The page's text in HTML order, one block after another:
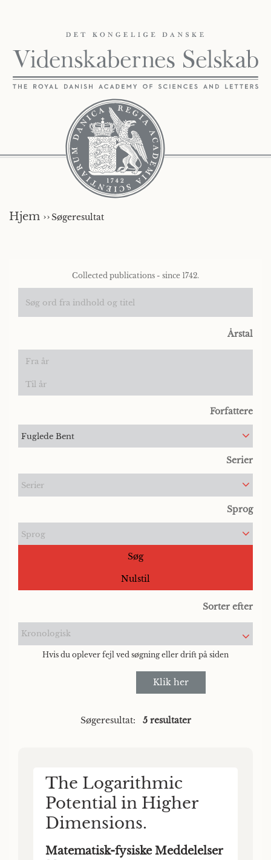
Hjem ››Søgeresultat
Collected publications - since 1742.
Årstal
Forfattere
Fuglede Bent
Serier
Serier
Sprog
Sprog
Søg
Nulstil
Sorter efter
Kronologisk
Hvis du oplever fejl ved søgning eller drift på siden
Klik her
Søgeresultat: 5 resultater
The Logarithmic
Potential in Higher
Dimensions.
Matematisk-fysiske Meddelelser